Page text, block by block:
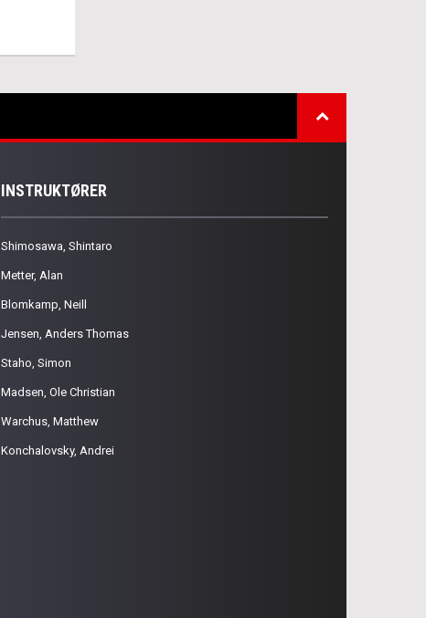
INSTRUKTØRER
Shimosawa, Shintaro
Metter, Alan
Blomkamp, Neill
Jensen, Anders Thomas
Staho, Simon
Madsen, Ole Christian
Warchus, Matthew
Konchalovsky, Andrei